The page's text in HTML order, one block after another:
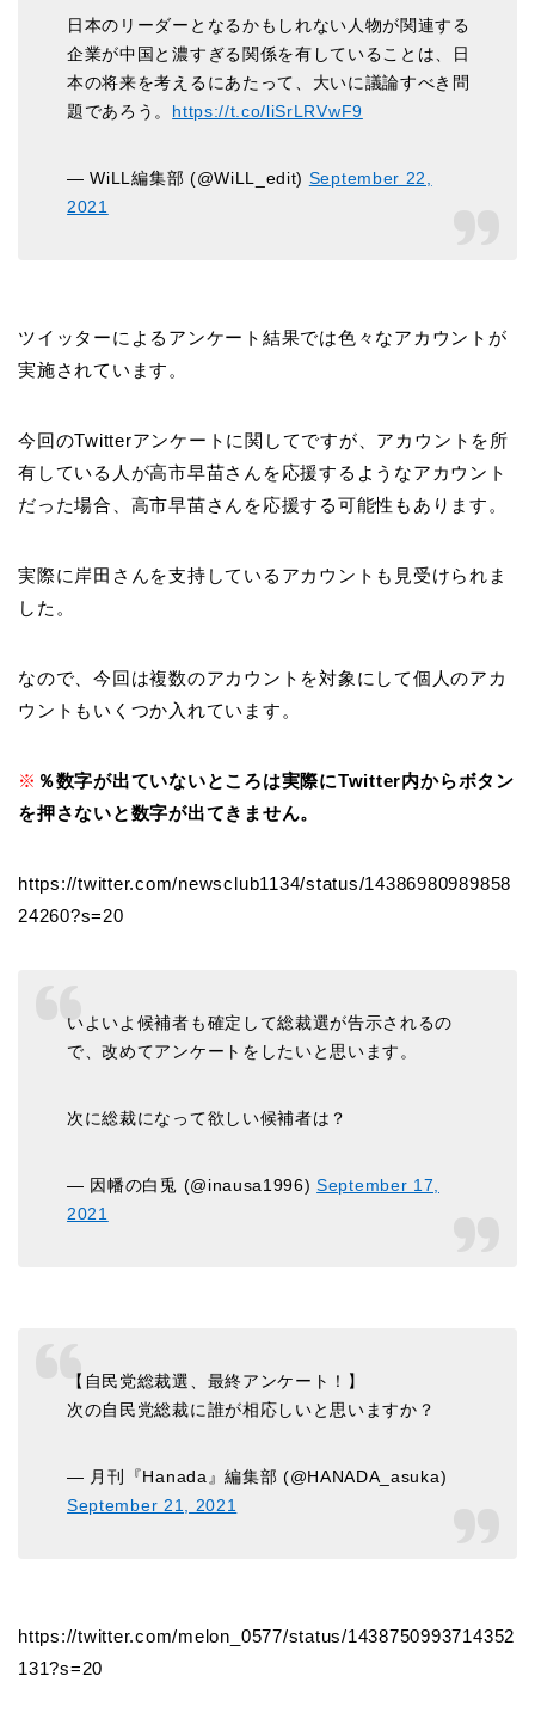
日本のリーダーとなるかもしれない人物が関連する
企業が中国と濃すぎる関係を有していることは、日
本の将来を考えるにあたって、大いに議論すべき問
題であろう。
https://t.co/liSrLRVwF9
— WiLL編集部 (@WiLL_edit) September 22,
2021
ツイッターによるアンケート結果では色々なアカウントが
実施されています。
今回のTwitterアンケートに関してですが、アカウントを所
有している人が高市早苗さんを応援するようなアカウント
だった場合、高市早苗さんを応援する可能性もあります。
実際に岸田さんを支持しているアカウントも見受けられま
した。
なので、今回は複数のアカウントを対象にして個人のアカ
ウントもいくつか入れています。
※ ％数字が出ていないところは実際にTwitter内からボタン
を押さないと数字が出てきません。
https://twitter.com/newsclub1134/status/14386980989858
24260?s=20
いよいよ候補者も確定して総裁選が告示されるの
で、改めてアンケートをしたいと思います。
次に総裁になって欲しい候補者は？
— 因幡の白兎 (@inausa1996)September 17,
2021
【自民党総裁選、最終アンケート！】
次の自民党総裁に誰が相応しいと思いますか？
— 月刊『Hanada』編集部 (@HANADA_asuka)
September 21, 2021
https://twitter.com/melon_0577/status/1438750993714352
131?s=20